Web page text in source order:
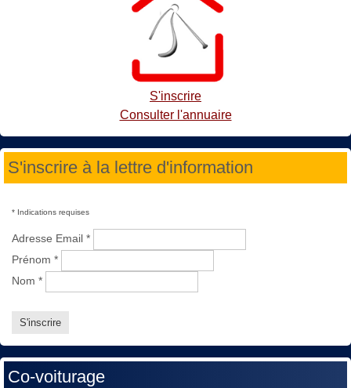
S'inscrire
Consulter l'annuaire
S'inscrire à la lettre d'information
* Indications requises
Adresse Email *
Prénom *
Nom *
Co-voiturage